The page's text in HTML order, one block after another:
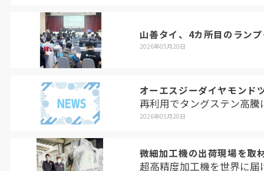
山善タイ、4カ所目のラン
2026年05月20日
オーエスジーダイヤモンド
再利用でタングステン高騰
2026年05月20日
微細加工機の出荷現場を
超高精度加工機を世界に届